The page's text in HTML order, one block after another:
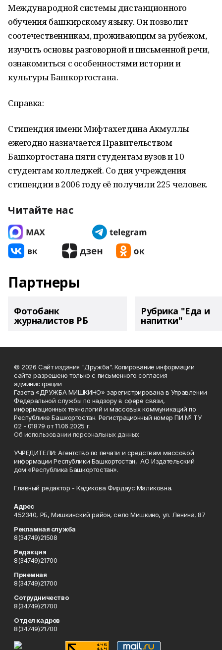
Международной системы дистанционного
обучения башкирскому языку. Он позволит
соотечественникам, проживающим за рубежом,
изучить основы разговорной и письменной речи,
ознакомиться с особенностями истории и
культуры Башкортостана.
Справка:
Стипендия имени Мифтахетдина Акмуллы
ежегодно назначается Правительством
Башкортостана пяти студентам вузов и 10
студентам колледжей. Со дня учреждения
стипендии в 2006 году её получили 225 человек.
Читайте нас
Партнеры
Фотобанк
журналистов РБ
Рубрика "Еда и
напитки"
© 2026 Сайт издания "Дружба". Копирование информации
сайта разрешено только с письменного согласия
администрации
Газета «ДРУЖБА МИШКИНО» зарегистрирована в Управлении
Федеральной службы по надзору в сфере связи,
информационных технологий и массовых коммуникаций по
Республике Башкортостан. Регистрационный номер ПИ № ТУ
02 - 01879 от 11.06.2025 г.
Об использовании персональных данных
УЧРЕДИТЕЛИ: Агентство по печати и средствам массовой
информации Республики Башкортостан, АО Издательский
дом «Республика Башкортостан».
Главный редактор - Кадикова Фирдаус Маликовна.
Адрес
452340, РБ, Мишкинский район, село Мишкино, ул. Ленина, 87
Рекламная служба
8(34749)21508
Редакция
8(34749)21700
Приемная
8(34749)21700
Сотрудничество
8(34749)21700
Отдел кадров
8(34749)21700